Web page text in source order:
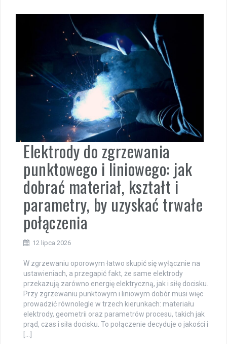
Elektrody do zgrzewania
punktowego i liniowego: jak
dobrać materiał, kształt i
parametry, by uzyskać trwałe
połączenia
12 lipca 2026
W zgrzewaniu oporowym łatwo skupić się wyłącznie na
ustawieniach, a przegapić fakt, że same elektrody
przekazują zarówno energię elektryczną, jak i siłę docisku.
Przy zgrzewaniu punktowym i liniowym dobór musi więc
prowadzić równolegle w trzech kierunkach: materiału
elektrody, geometrii oraz parametrów procesu, takich jak
prąd, czas i siła docisku. To połączenie decyduje o jakości i